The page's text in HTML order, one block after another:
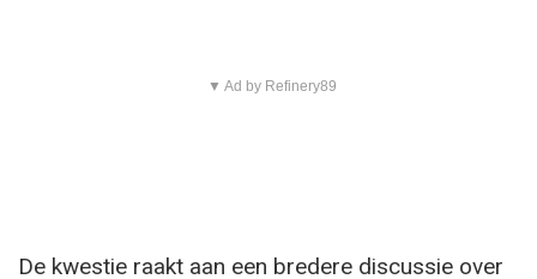
▼ Ad by Refinery89
De kwestie raakt aan een bredere discussie over